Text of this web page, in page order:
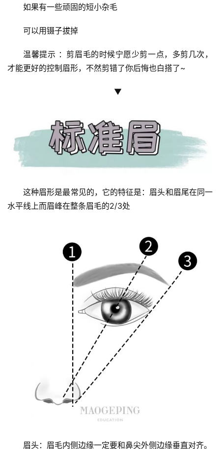
如果有一些顽固的短小杂毛
可以用镊子拔掉
温馨提示 ：剪眉毛的时候宁愿少剪一点，多剪几次，
才能更好的控制眉形，不然剪错了你后悔也白搭了~
▼
这种眉形是最常见的，它的特征是：眉头和眉尾在同一
水平线上而眉峰在整条眉毛的2/3处
眉头：眉毛内侧边缘一定要和鼻尖外侧边缘垂直对齐。